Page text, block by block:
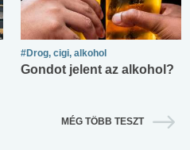
#Drog, cigi, alkohol
Gondot jelent az alkohol?
MÉG TÖBB TESZT